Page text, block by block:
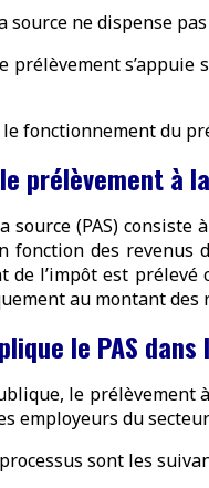
source ne dispense
prélèvement
fonctionnement du
prélèvement à
source (PAS)
fonction des revenus
de l’impôt est prélevé
au montant des
le PAS
le prélèvement
employeurs du
sont les